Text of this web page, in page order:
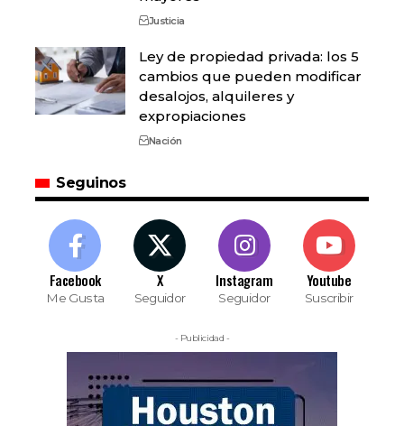
Justicia
Ley de propiedad privada: los 5
cambios que pueden modificar
desalojos, alquileres y
expropiaciones
Nación
Seguinos
Facebook
Me Gusta
X
Seguidor
Instagram
Seguidor
Youtube
Suscribir
- Publicidad -